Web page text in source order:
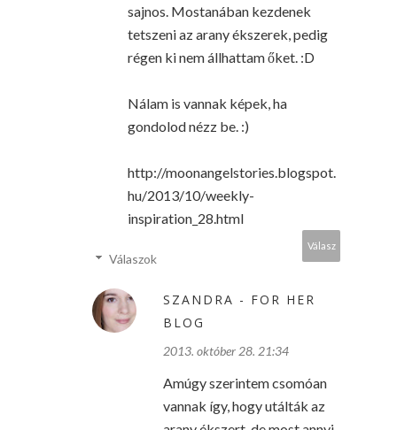
sajnos. Mostanában kezdenek
tetszeni az arany ékszerek, pedig
régen ki nem állhattam őket. :D
Nálam is vannak képek, ha
gondolod nézz be. :)
http://moonangelstories.blogspot.
hu/2013/10/weekly-
inspiration_28.html
Válasz
Válaszok
SZANDRA - FOR HER
BLOG
2013. október 28. 21:34
Amúgy szerintem csomóan
vannak így, hogy utálták az